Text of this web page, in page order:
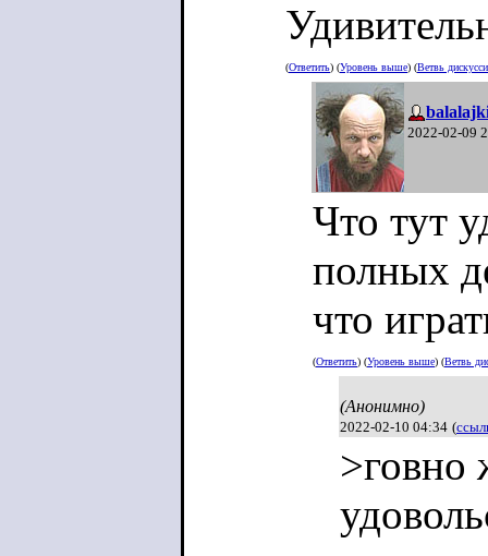
(Ответить) (Уровень выше) (Ветвь
2022-02-09
Что тут
полных
что
(Ответить) (Уровень выше) (Ветвь
(Анонимно)
2022-02-10 04:34 (
>говно